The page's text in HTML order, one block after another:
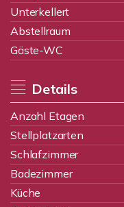
Unterkellert
Abstellraum
Gäste-WC
Details
Anzahl Etagen
Stellplatzarten
Schlafzimmer
Badezimmer
Küche